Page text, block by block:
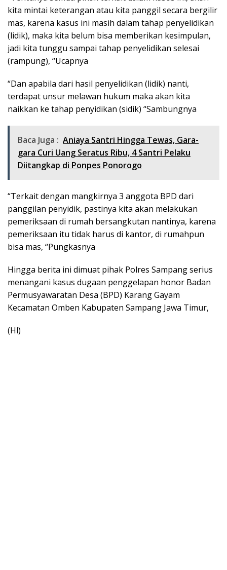
kita mintai keterangan atau kita panggil secara bergilir
mas, karena kasus ini masih dalam tahap penyelidikan
(lidik), maka kita belum bisa memberikan kesimpulan,
jadi kita tunggu sampai tahap penyelidikan selesai
(rampung), “Ucapnya
“Dan apabila dari hasil penyelidikan (lidik) nanti,
terdapat unsur melawan hukum maka akan kita
naikkan ke tahap penyidikan (sidik) “Sambungnya
Baca Juga : Aniaya Santri Hingga Tewas, Gara-
gara Curi Uang Seratus Ribu, 4 Santri Pelaku
Diitangkap di Ponpes Ponorogo
“Terkait dengan mangkirnya 3 anggota BPD dari
panggilan penyidik, pastinya kita akan melakukan
pemeriksaan di rumah bersangkutan nantinya, karena
pemeriksaan itu tidak harus di kantor, di rumahpun
bisa mas, “Pungkasnya
Hingga berita ini dimuat pihak Polres Sampang serius
menangani kasus dugaan penggelapan honor Badan
Permusyawaratan Desa (BPD) Karang Gayam
Kecamatan Omben Kabupaten Sampang Jawa Timur,
(Hl)